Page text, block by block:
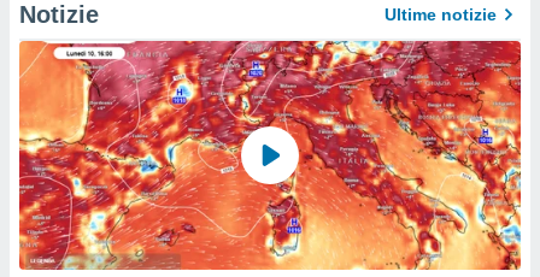
Notizie Ultime notizie